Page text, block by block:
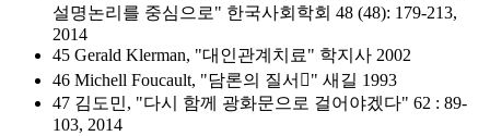
설명논리를 중심으로" 한국사회학회 48 (48): 179-213,
2014
45 Gerald Klerman, "대인관계치료" 학지사 2002
46 Michell Foucault, "담론의 질서" 새길 1993
47 김도민, "다시 함께 광화문으로 걸어야겠다" 62 : 89-
103, 2014